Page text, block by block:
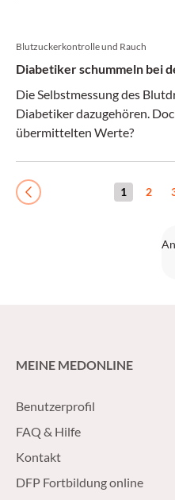
Blutzuckerkontrolle und Rauch
Diabetiker schummeln bei
Die Selbstmessung des
Diabetiker dazugehören.
übermittelten Werte?
Previous 1 2
MEINE MEDONLINE
Benutzerprofil
FAQ & Hilfe
Kontakt
DFP Fortbildung online